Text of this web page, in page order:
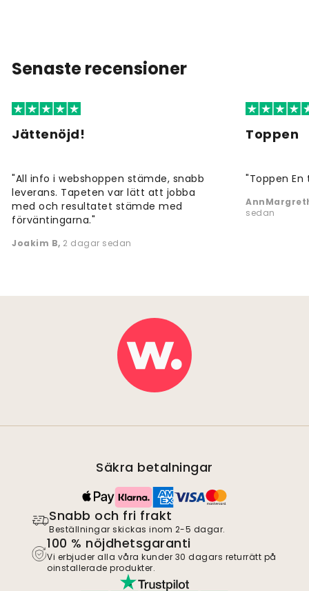
Senaste recensioner
Jättenöjd!
"All info i webshoppen stämde, snabb
leverans. Tapeten var lätt att jobba
med och resultatet stämde med
förväntingarna."
Joakim B, 2 dagar sedan
Toppen
"Toppen
sedan
Säkra betalningar
Snabb och fri frakt
Beställningar skickas inom 2-5 dagar.
100 % nöjdhetsgaranti
Vi erbjuder alla våra kunder 30 dagars returrätt på
oinstallerade produkter.